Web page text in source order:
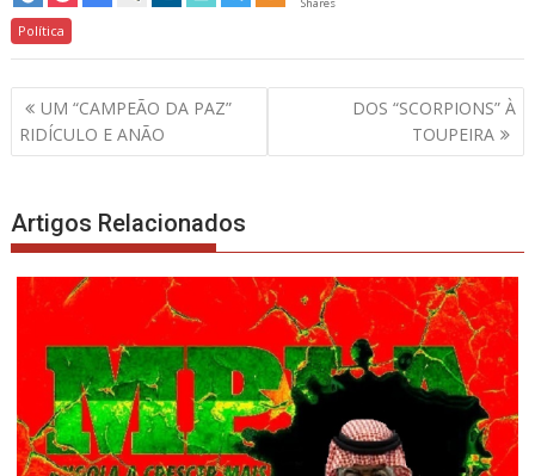
Política
Navegação
de
artigos
UM “CAMPEÃO DA PAZ”
RIDÍCULO E ANÃO
DOS “SCORPIONS” À
TOUPEIRA
Artigos Relacionados